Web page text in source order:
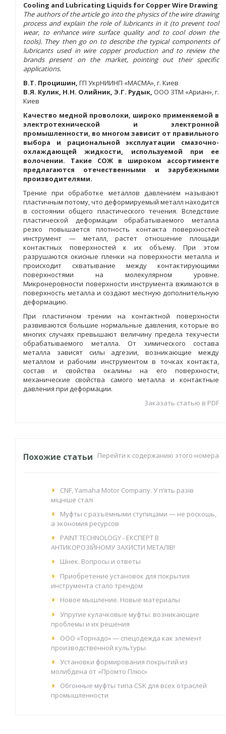
Cooling and Lubricating Liquids for Copper Wire Drawing
The authors of the article go into the physics of the wire drawing
process and explain the role of lubricants in it (to prevent tool
wear, to enhance wire surface quality and to cool down the
tools). They then go on to describe the typical components of
lubricants used in wire copper production and to review the
brands present on the market, pointing out their specific
applications.
В.Т. Процишин, ГП УкрНИИНП «МАСМА», г. Киев
В.Я. Кулик, Н.Н. Олийник, Э.Г. Рудык, ООО ЗТМ «Ариан», г.
Киев
Качество медной проволоки, широко применяемой в
электротехнической и электронной
промышленности, во многом зависит от правильного
выбора и рациональной эксплуатации смазочно-
охлаждающей жидкости, используемой при ее
волочении. Такие СОЖ в широком ассортименте
предлагаются отечественными и зарубежными
производителями.
Трение при обработке металлов давлением называют
пластичным потому, что деформируемый металл находится
в состоянии общего пластического течения. Вследствие
пластической деформации обрабатываемого металла
резко повышается плотность контакта поверхностей
инструмент — металл, растет отношение площади
контактных поверхностей к их объему. При этом
разрушаются окисные пленки на поверхности металла и
происходит схватывание между контактирующими
поверхностями на молекулярном уровне.
Микронеровности поверхности инструмента вжимаются в
поверхность металла и создают местную дополнительную
деформацию.
При пластичном трении на контактной поверхности
развиваются большие нормальные давления, которые во
многих случаях превышают величину предела текучести
обрабатываемого металла. От химического состава
металла зависят силы адгезии, возникающие между
металлом и рабочим инструментом в точках контакта,
состав и свойства окалины на его поверхности,
механические свойства самого металла и контактные
давления при деформации.
Заказать статью в PDF
Похожие статьи Перейти к содержанию этого номера
CNF, Yamaha Motor Company. У п’ять разів
міцніше сталі
Муфты с разъёмными ступицами — не роскошь,
а экономия ресурсов
PAINT TECHNOLOGY - ЕКСПЕРТ В
АНТИКОРОЗІЙНОМУ ЗАХИСТИ МЕТАЛІВ!
Шнек. Вопросы и ответы
Приобретение установок для покрытия
инструмента стало трендом
Новое мышление. Новые материалы
Упругие кулачковые муфты: возникающие
проблемы и их решения
ООО «Торнадо» — спецодежда как элемент
производственной культуры
Установки формирования покрытий из
молибдена от «Промто Плюс»
Обгонные муфты типа CSK для всех отраслей
промышленности